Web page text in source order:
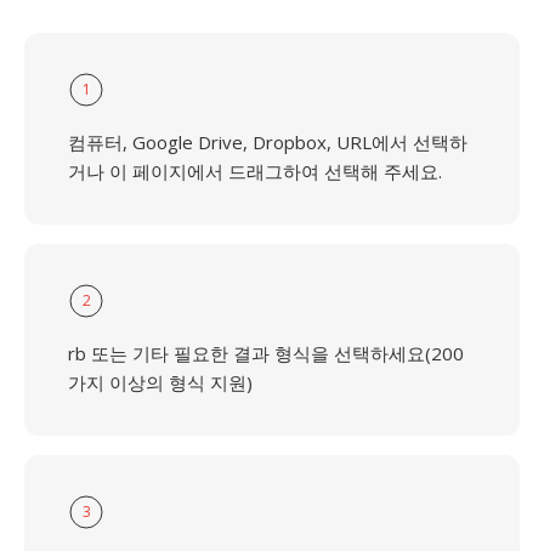
1
컴퓨터, Google Drive, Dropbox, URL에서 선택하
거나 이 페이지에서 드래그하여 선택해 주세요.
2
rb 또는 기타 필요한 결과 형식을 선택하세요(200
가지 이상의 형식 지원)
3